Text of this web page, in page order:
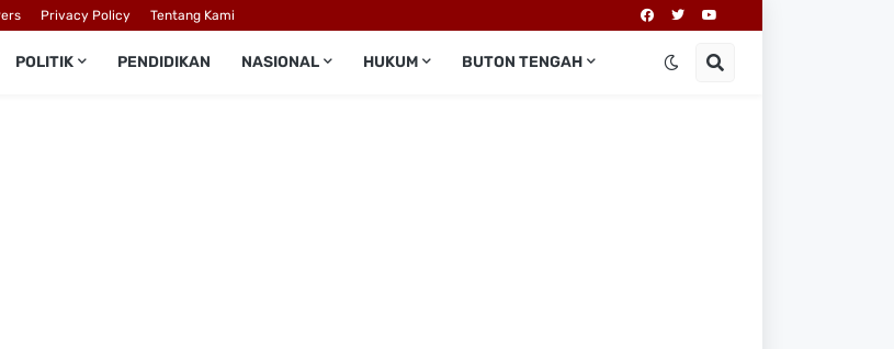
Privacy Policy Tentang Kami
POLITIK PENDIDIKAN NASIONAL HUKUM BUTON TENGAH